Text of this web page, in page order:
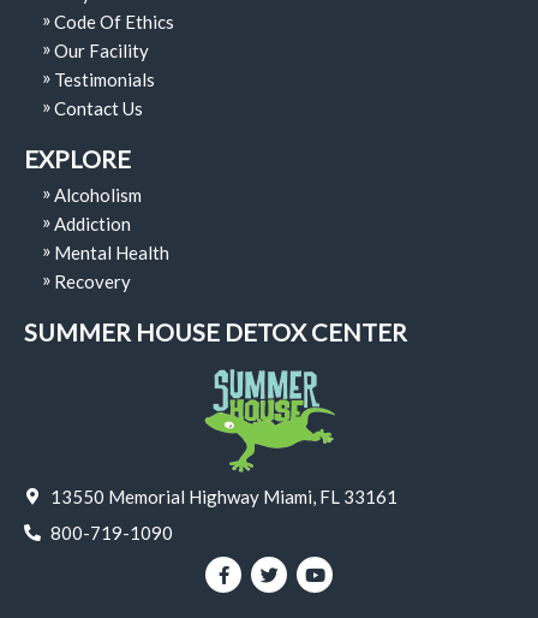
Code Of Ethics
Our Facility
Testimonials
Contact Us
EXPLORE
Alcoholism
Addiction
Mental Health
Recovery
SUMMER HOUSE DETOX CENTER
13550 Memorial Highway Miami, FL 33161
800-719-1090